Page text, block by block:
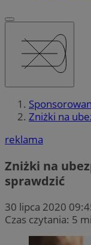
Zniżki na
reklama
Zniżki na
sprawdzić
30 lipca 2020
Czas czytania: 5